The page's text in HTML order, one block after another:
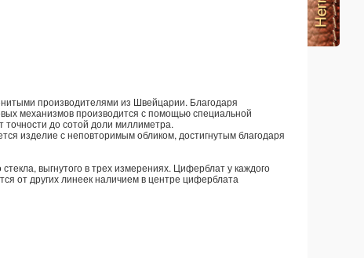
производителями из Швейцарии. Благодаря
механизмов производится с помощью специальной
точности до сотой доли миллиметра.
изделие с неповторимым обликом, достигнутым благодаря
выгнутого в трех измерениях. Циферблат у каждого
от других линеек наличием в центре циферблата